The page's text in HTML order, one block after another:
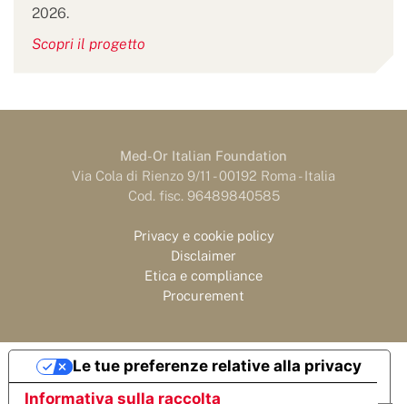
2026.
Scopri il progetto
Med-Or Italian Foundation
Via Cola di Rienzo 9/11 - 00192 Roma - Italia
Cod. fisc. 96489840585
Privacy e cookie policy
Disclaimer
Etica e compliance
Procurement
Informativa sulla raccolta
Le tue preferenze relative alla privacy